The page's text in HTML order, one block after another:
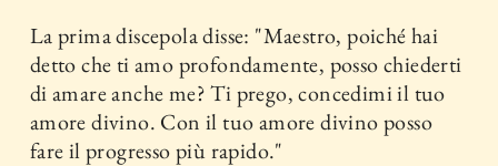
La prima discepola disse: "Maestro, poiché hai
detto che ti amo profondamente, posso chiederti
di amare anche me? Ti prego, concedimi il tuo
amore divino. Con il tuo amore divino posso
fare il progresso più rapido."